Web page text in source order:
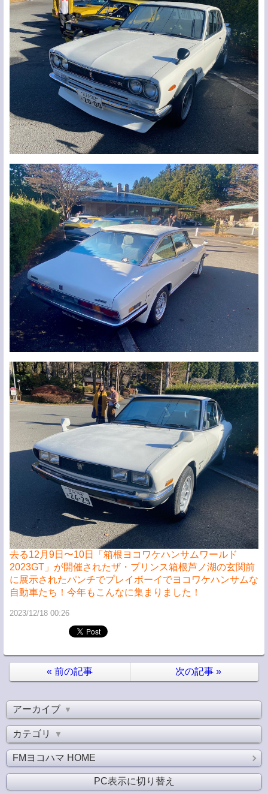
去る12月9日〜10日「箱根ヨコワケハンサムワールド
2023GT」が開催されたザ・プリンス箱根芦ノ湖の玄関前
に展示されたパンチでプレイボーイでヨコワケハンサムな
自動車たち！今年もこんなに集まりました！
2023/12/18 00:26
« 前の記事 次の記事 »
アーカイブ ▼
カテゴリ ▼
FMヨコハマ HOME
PC表示に切り替え